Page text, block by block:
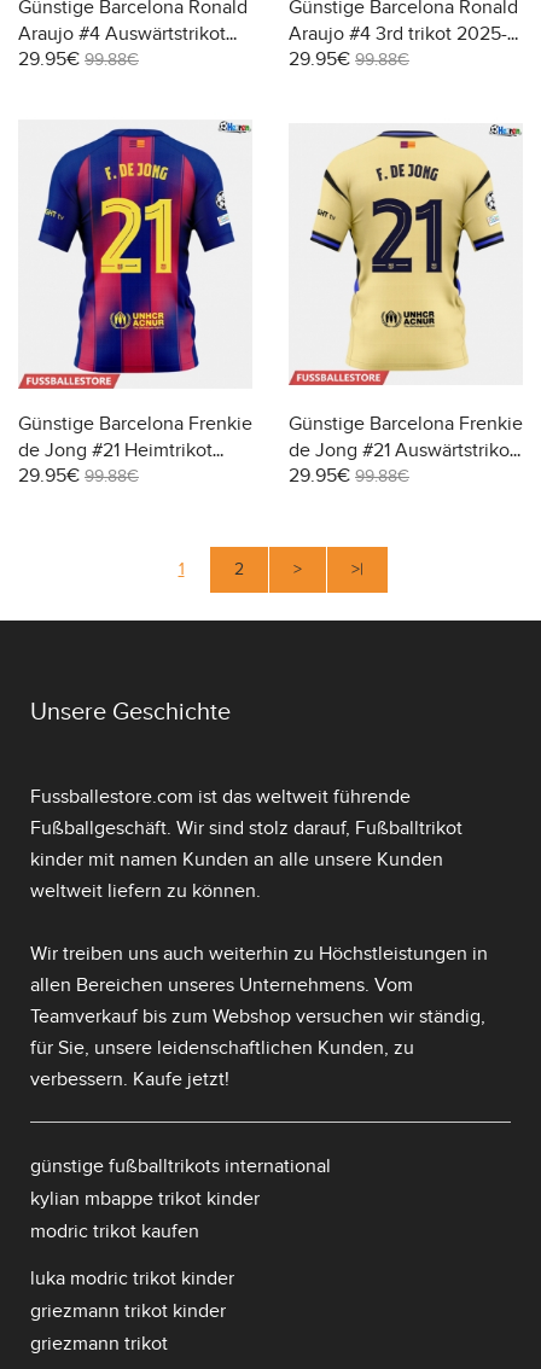
Günstige Barcelona Ronald
Araujo #4 Auswärtstrikot
2025-26 Kurzarm
29.95€ 99.88€
Günstige Barcelona Ronald
Araujo #4 3rd trikot 2025-
26 Kurzarm
29.95€ 99.88€
Günstige Barcelona Frenkie
de Jong #21 Heimtrikot
2025-26 Kurzarm
29.95€ 99.88€
Günstige Barcelona Frenkie
de Jong #21 Auswärtstrikot
2025-26 Kurzarm
29.95€ 99.88€
1 2 > >|
Unsere Geschichte
Fussballestore.com ist das weltweit führende
Fußballgeschäft. Wir sind stolz darauf, Fußballtrikot
kinder mit namen Kunden an alle unsere Kunden
weltweit liefern zu können.
Wir treiben uns auch weiterhin zu Höchstleistungen in
allen Bereichen unseres Unternehmens. Vom
Teamverkauf bis zum Webshop versuchen wir ständig,
für Sie, unsere leidenschaftlichen Kunden, zu
verbessern. Kaufe jetzt!
günstige fußballtrikots international
kylian mbappe trikot kinder
modric trikot kaufen
luka modric trikot kinder
griezmann trikot kinder
griezmann trikot